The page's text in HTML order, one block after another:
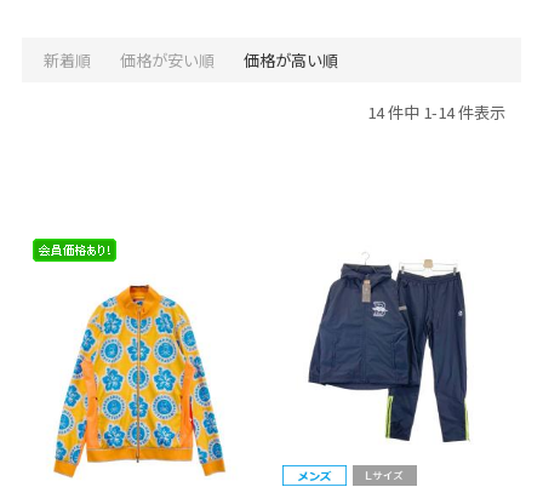
新着順 価格が安い順 価格が高い順
14 件中 1-14 件表示